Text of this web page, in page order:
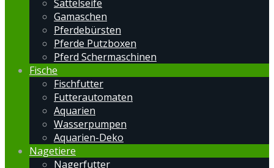
Sattelseife
Gamaschen
Pferdebürsten
Pferde Putzboxen
Pferd Schermaschinen
Fische
Fischfutter
Futterautomaten
Aquarien
Wasserpumpen
Aquarien-Deko
Nagetiere
Nagerfutter